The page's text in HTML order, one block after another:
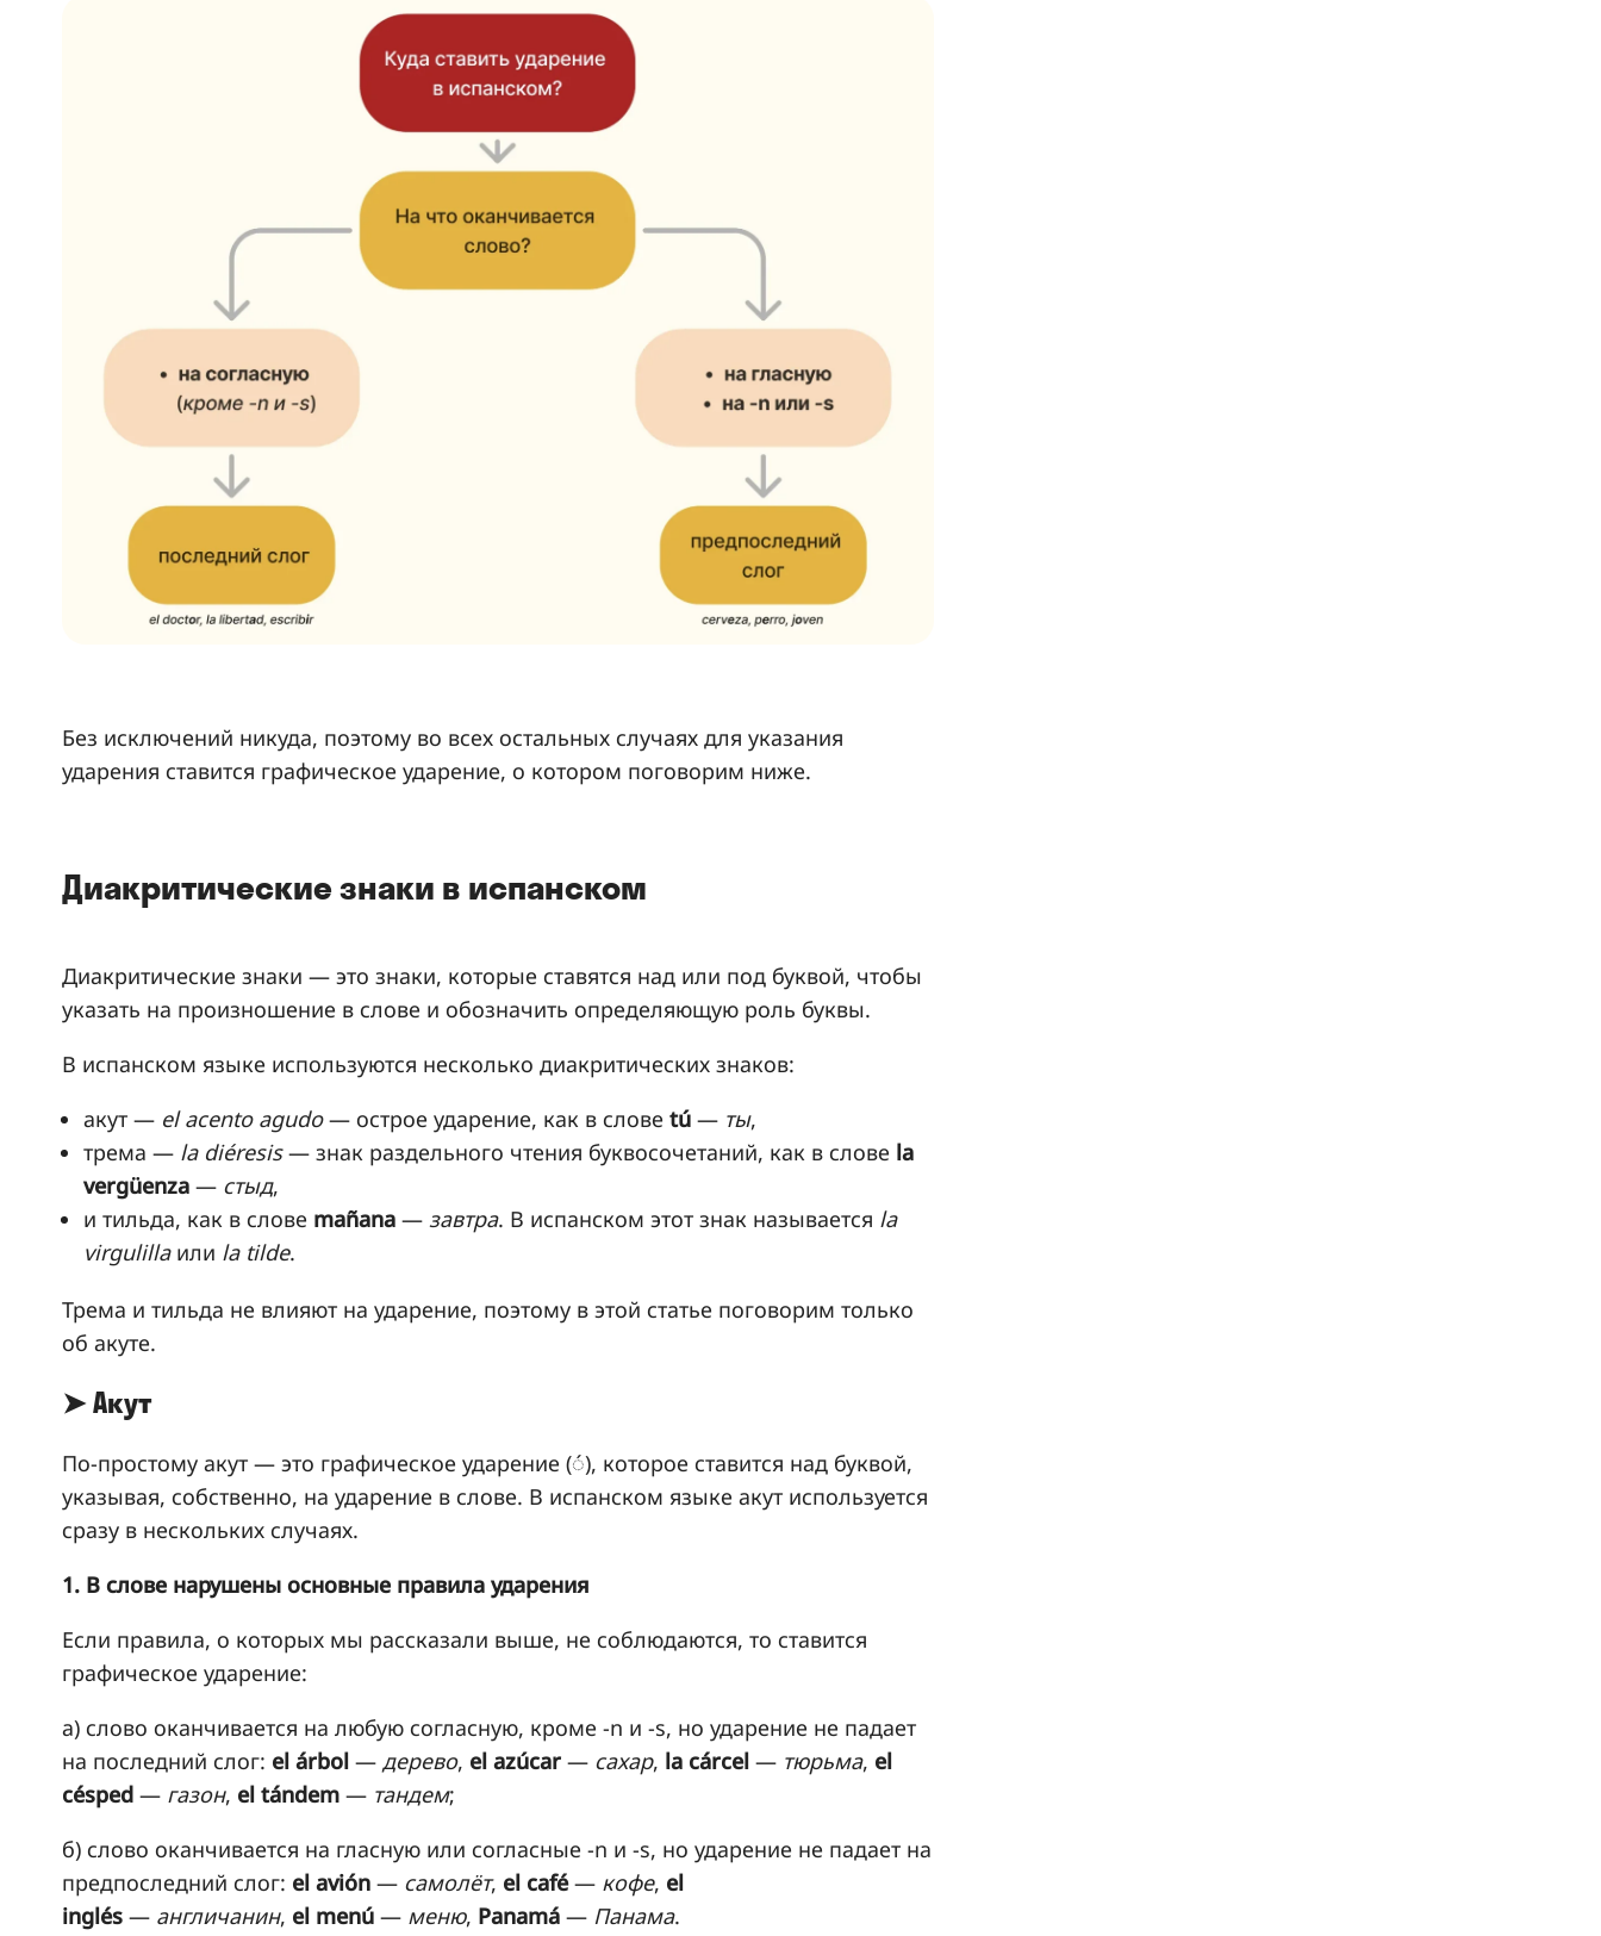
Без исключений никуда, поэтому во всех остальных случаях для указания
ударения ставится графическое ударение, о котором поговорим ниже.
Диакритические знаки в испанском
Диакритические знаки — это знаки, которые ставятся над или под буквой, чтобы
указать на произношение в слове и обозначить определяющую роль буквы.
В испанском языке используются несколько диакритических знаков:
акут — el acento agudo— острое ударение, как в слове tú — ты,
трема — la diéresis— знак раздельного чтения буквосочетаний, как в слове la
vergüenza — стыд,
и тильда, как в слове mañana — завтра. В испанском этот знак называется la
virgulillaили la tilde.
Трема и тильда не влияют на ударение, поэтому в этой статье поговорим только
об акуте.
➤ Акут
По-простому акут — это графическое ударение (◌́), которое ставится над буквой,
указывая, собственно, на ударение в слове. В испанском языке акут используется
сразу в нескольких случаях.
1. В слове нарушены основные правила ударения
Если правила, о которых мы рассказали выше, не соблюдаются, то ставится
графическое ударение:
а) слово оканчивается на любую согласную, кроме -n и -s, но ударение не падает
на последний слог: el árbol — дерево, el azúcar — сахар, la cárcel — тюрьма, el
césped — газон, el tándem — тандем;
б) слово оканчивается на гласную или согласные -n и -s, но ударение не падает на
предпоследний слог: el avión — самолёт, el café— кофе, el
inglés — англичанин, el menú — меню, Panamá — Панама.